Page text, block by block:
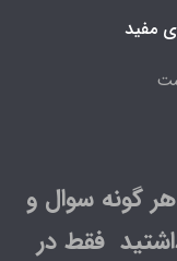
مفید
گونه سوال و
فقط در